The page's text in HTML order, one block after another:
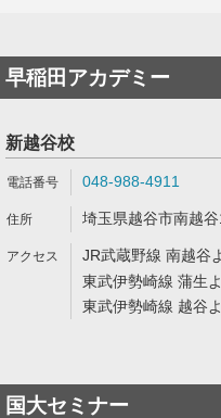
早稲田アカデミー
新越谷校
048-988-4911
埼玉県越谷市南越
JR武蔵野線 南越谷
東武伊勢崎線 蒲生
東武伊勢崎線 越谷
国大セミナー